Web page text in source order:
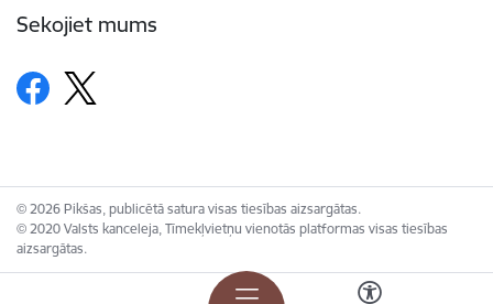
Sekojiet mums
© 2026 Pikšas, publicētā satura visas tiesības aizsargātas.
© 2020 Valsts kanceleja, Tīmekļvietņu vienotās platformas visas tiesības
aizsargātas.